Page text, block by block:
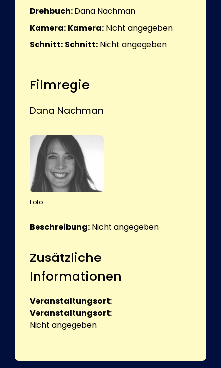
Drehbuch: Dana Nachman
Kamera: Kamera: Nicht angegeben
Schnitt: Schnitt: Nicht angegeben
Filmregie
Dana Nachman
Foto:
Beschreibung: Nicht angegeben
Zusätzliche
Informationen
Veranstaltungsort:
Veranstaltungsort:
Nicht angegeben